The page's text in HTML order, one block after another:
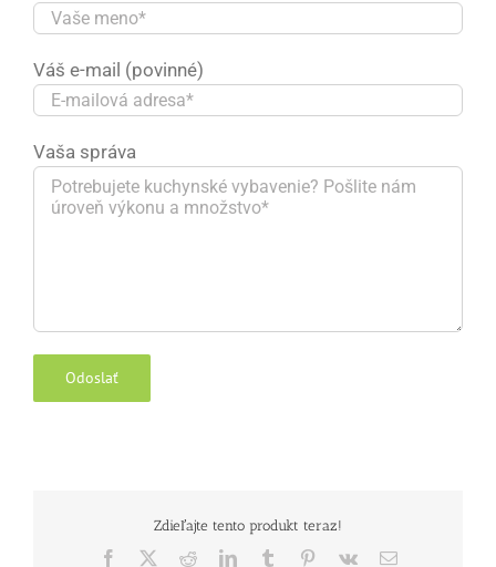
Váš e-mail (povinné)
Vaša správa
Zdieľajte tento produkt teraz!
Facebook RedditLinkedInTumblr Pinterest
Vk
E-